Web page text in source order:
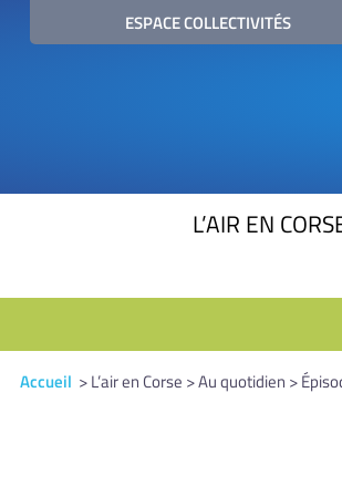
ESPACE COLLECTIVITÉS
L’AIR EN
Accueil > L’air en Corse > Au quotidien >